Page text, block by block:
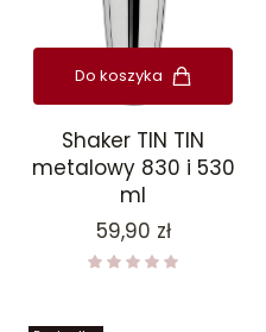
Do koszyka
Shaker TIN TIN
metalowy 830 i 530
ml
Cena
59,90 zł